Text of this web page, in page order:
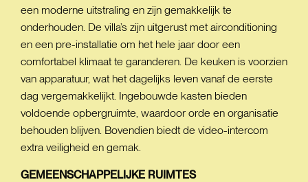
een moderne uitstraling en zijn gemakkelijk te
onderhouden. De villa’s zijn uitgerust met airconditioning
en een pre-installatie om het hele jaar door een
comfortabel klimaat te garanderen. De keuken is voorzien
van apparatuur, wat het dagelijks leven vanaf de eerste
dag vergemakkelijkt. Ingebouwde kasten bieden
voldoende opbergruimte, waardoor orde en organisatie
behouden blijven. Bovendien biedt de video-intercom
extra veiligheid en gemak.
GEMEENSCHAPPELIJKE RUIMTES